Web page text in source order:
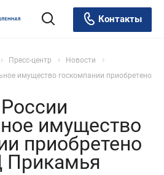
Контакты
Пресс-центр
Новости
имущество госкомпании приобретено
имущество
приобретено